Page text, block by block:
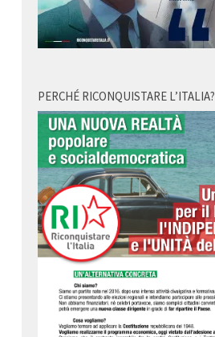
PERCHÉ RICONQUISTARE L’ITALIA?